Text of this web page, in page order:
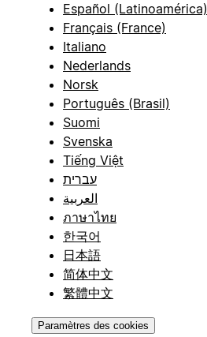
Español (Latinoamérica)
Français (France)
Italiano
Nederlands
Norsk
Português (Brasil)
Suomi
Svenska
Tiếng Việt
עברית
العربية
ภาษาไทย
한국어
日本語
简体中文
繁體中文
Paramètres des cookies